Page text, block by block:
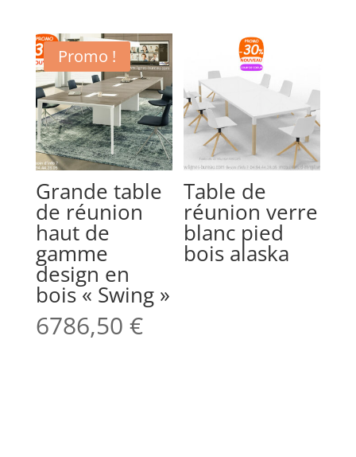
Promo !
Grande table
de réunion
haut de
gamme
design en
bois « Swing »
6786,50 €
Table de
réunion verre
blanc pied
bois alaska